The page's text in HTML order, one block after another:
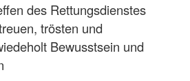
des Rettungsdienstes
trösten und
Bewusstsein und